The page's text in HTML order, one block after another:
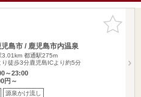
お気に入
りに追加
島市 / 鹿児島市内温泉
3.01km 都通駅275m
り徒歩3分鹿児島ICより約5分
～23:00
円～
源泉かけ流し